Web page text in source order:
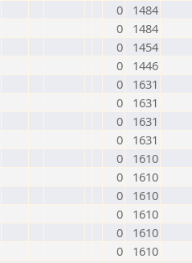
0
1484
0
1484
0
1454
0
1446
0
1631
0
1631
0
1631
0
1631
0
1610
0
1610
0
1610
0
1610
0
1610
0 1610